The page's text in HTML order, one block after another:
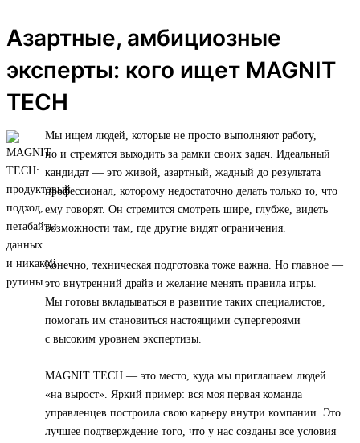
Азартные, амбициозные
эксперты: кого ищет MAGNIT
TECH
Мы ищем людей, которые не просто выполняют работу,
но и стремятся выходить за рамки своих задач. Идеальный
кандидат — это живой, азартный, жадный до результата
профессионал, которому недостаточно делать только то, что
ему говорят. Он стремится смотреть шире, глубже, видеть
возможности там, где другие видят ограничения.
Конечно, техническая подготовка тоже важна. Но главное —
это внутренний драйв и желание менять правила игры.
Мы готовы вкладываться в развитие таких специалистов,
помогать им становиться настоящими супергероями
с высоким уровнем экспертизы.
MAGNIT TECH — это место, куда мы приглашаем людей
«на вырост». Яркий пример: вся моя первая команда
управленцев построила свою карьеру внутри компании. Это
лучшее подтверждение того, что у нас созданы все условия